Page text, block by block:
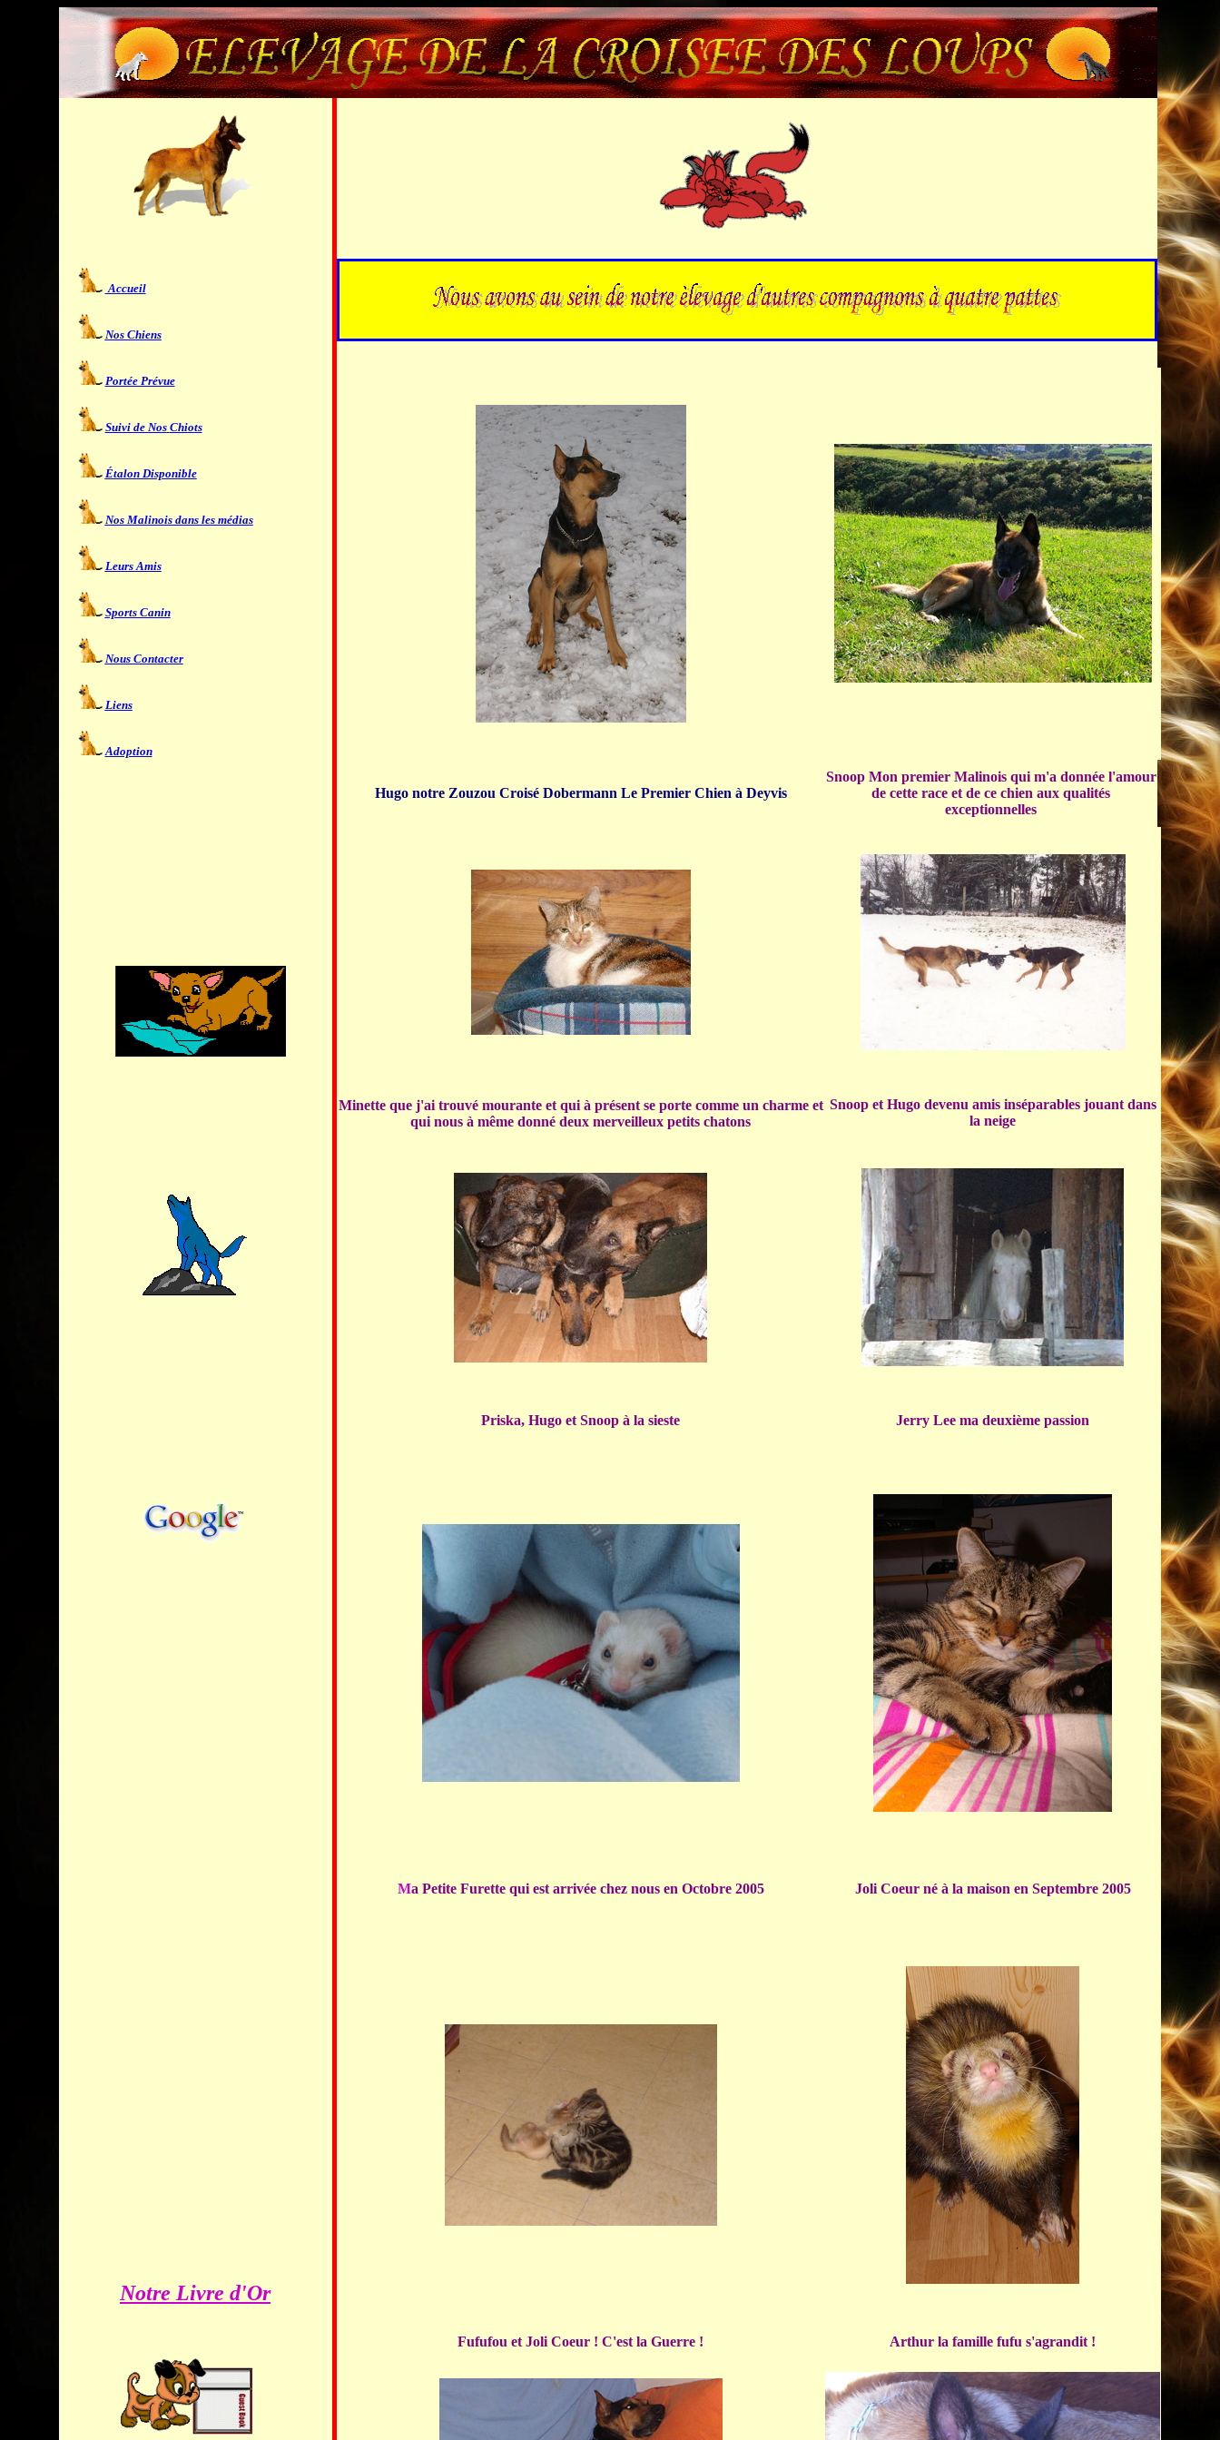
Accueil
Nos Chiens
Portée Prévue
Suivi de Nos Chiots
Étalon Disponible
Nos Malinois dans les médias
Leurs Amis
Sports Canin
Nous Contacter
Liens
Adoption
Hugo notre Zouzou Croisé Dobermann Le Premier Chien à Deyvis
Snoop Mon premier Malinois qui m'a donnée l'amour
de cette race et de ce chien aux qualités
exceptionnelles
Minette que j'ai trouvé mourante et qui à présent se porte comme un charme et
qui nous à même donné deux merveilleux petits chatons
Snoop et Hugo devenu amis inséparables jouant dans
la neige
Priska, Hugo et Snoop à la sieste Jerry Lee ma deuxième passion
Ma Petite Furette qui est arrivée chez nous en Octobre 2005 Joli Coeur né à la maison en Septembre 2005
Notre Livre d'Or
Fufufou et Joli Coeur ! C'est la Guerre ! Arthur la famille fufu s'agrandit !